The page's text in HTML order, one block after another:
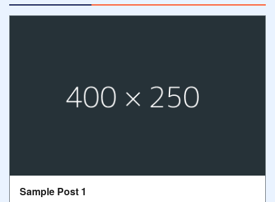
Sample Post 1